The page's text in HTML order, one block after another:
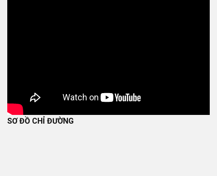
SƠ ĐỒ CHỈ ĐƯỜNG